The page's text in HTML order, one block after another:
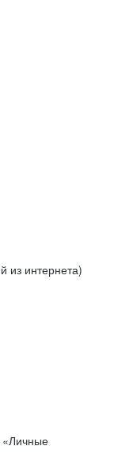
из интернета)
«Личные